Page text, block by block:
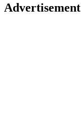
Advertisement